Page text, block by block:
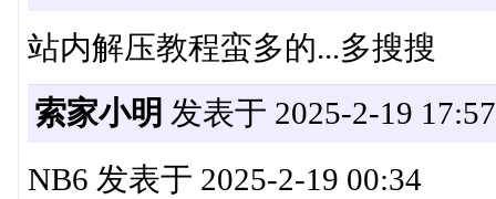
站内解压教程蛮多的...多搜搜
索家小明 发表于 2025-2-19
NB6 发表于 2025-2-19 00:34